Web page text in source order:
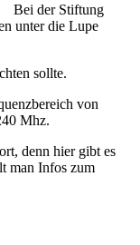
Bei der Stiftung
unter die Lupe
sollte.
von
Mhz.
denn hier gibt es
man Infos zum